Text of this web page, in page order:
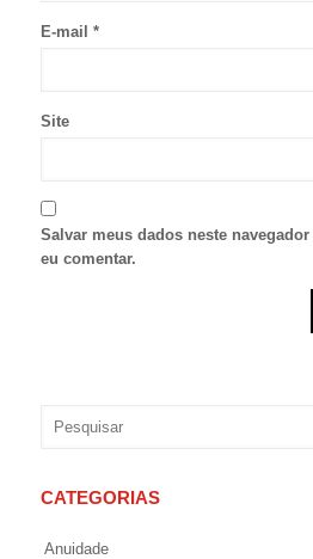
E-mail *
Site
Salvar meus dados neste
eu comentar.
CATEGORIAS
Anuidade